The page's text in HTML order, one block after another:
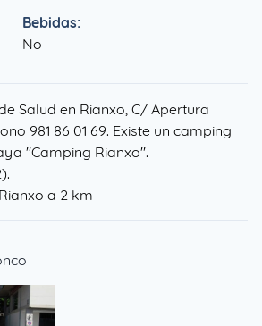
Bebidas:
No
Salud en Rianxo, C/ Apertura
981 86 01 69. Existe un camping
"Camping Rianxo".
a 2 km